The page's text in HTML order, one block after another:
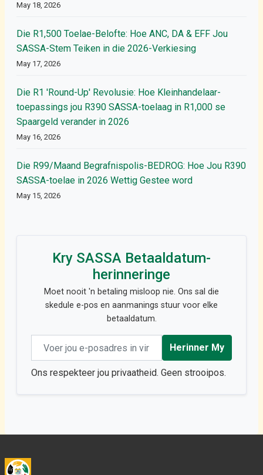
May 18, 2026
Die R1,500 Toelae-Belofte: Hoe ANC, DA & EFF Jou
SASSA-Stem Teiken in die 2026-Verkiesing
May 17, 2026
Die R1 'Round-Up' Revolusie: Hoe Kleinhandelaar-
toepassings jou R390 SASSA-toelaag in R1,000 se
Spaargeld verander in 2026
May 16, 2026
Die R99/Maand Begrafnispolis-BEDROG: Hoe Jou R390
SASSA-toelae in 2026 Wettig Gestee word
May 15, 2026
Kry SASSA Betaaldatum-
herinneringe
Moet nooit 'n betaling misloop nie. Ons sal die
skedule e-pos en aanmanings stuur voor elke
betaaldatum.
Email address
Herinner My
Ons respekteer jou privaatheid. Geen strooipos.